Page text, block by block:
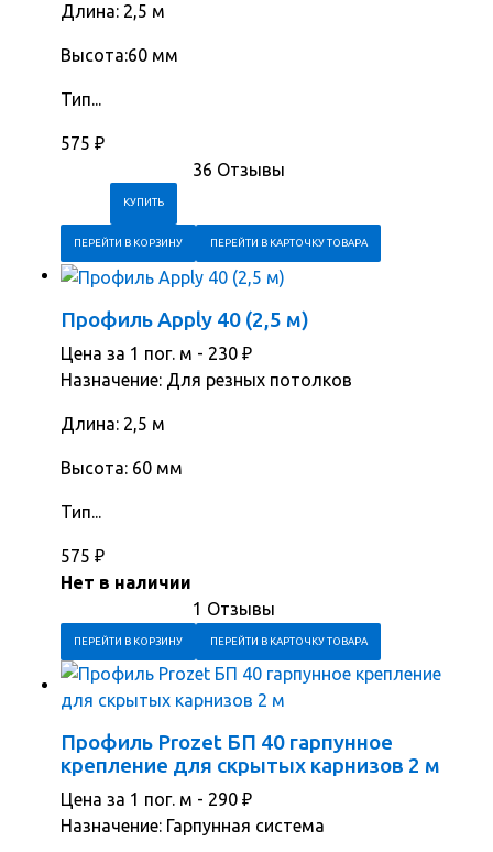
Длина: 2,5 м
Высота:60 мм
Тип...
575 ₽
36 Отзывы
ПЕРЕЙТИ В КОРЗИНУ ПЕРЕЙТИ В КАРТОЧКУ ТОВАРА
Профиль Apply 40 (2,5 м)
Цена за 1 пог. м - 230 ₽
Назначение: Для резных потолков
Длина: 2,5 м
Высота: 60 мм
Тип...
575 ₽
Нет в наличии
1 Отзывы
ПЕРЕЙТИ В КОРЗИНУ ПЕРЕЙТИ В КАРТОЧКУ ТОВАРА
Профиль Prozet БП 40 гарпунное
крепление для скрытых карнизов 2 м
Цена за 1 пог. м - 290 ₽
Назначение: Гарпунная система